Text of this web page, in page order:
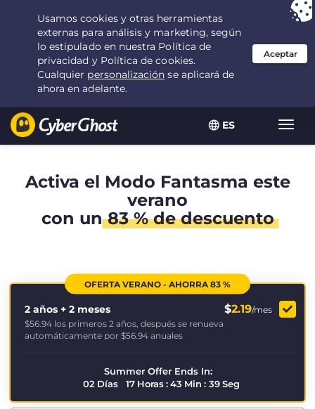
ES
Tu elección: la mejor ofertadurante 2.1666666666667 años por $
2.19
/mes
Activa el Modo Fantasma este
verano
con un83 % de descuento
OFERTA VERANO - AHORRA 83 %
2 años + 2 meses $2.19/mes
$56.94 los primeros 2 años, después se renueva
automáticamente por $56.94 anuales
Summer Offer Ends In:
02 Días 17 Horas:43 Min : 39Seg